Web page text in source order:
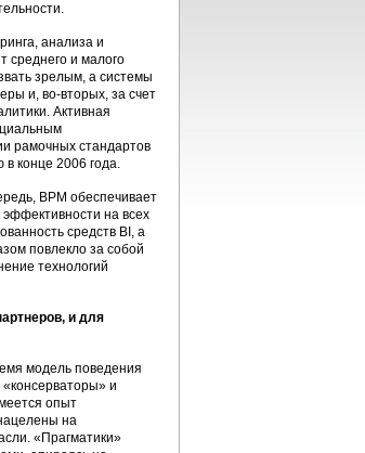
анализа и
среднего и малого
зрелым, а системы
и, во-вторых, за счет
Активная
рамочных стандартов
конце 2006 года.
ВРМ обеспечивает
на всех
средств ВI, а
повлекло за собой
технологий
и для
модель поведения
и
опыт
на
«Прагматики»